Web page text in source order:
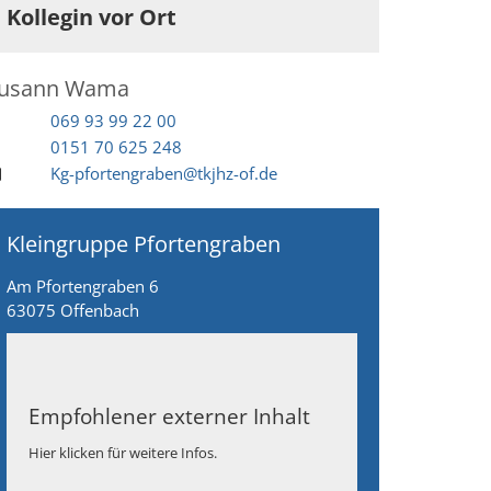
Kollegin vor Ort
Wama
069 93 99 22 00
0151 70 625 248
Kg-pfortengraben@tkjhz-of.de
Kleingruppe Pfortengraben
Am Pfortengraben 6
63075 Offenbach
Empfohlener externer Inhalt
Hier klicken für weitere Infos.